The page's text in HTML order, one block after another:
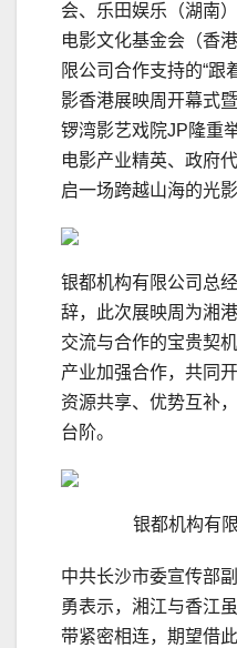
会、乐田娱乐（湖南
电影文化基金会（香
限公司合作支持的“跟
影香港展映周开幕式
锣湾影艺戏院JP隆重
电影产业精英、政府
启一场跨越山海的光影
银都机构有限公司总
辞，此次展映周为湘
交流与合作的宝贵契
产业加强合作，共同
资源共享、优势互补
台阶。
银都机构有
中共长沙市委宣传部
勇表示，湘江与香江
带紧密相连，期望借此